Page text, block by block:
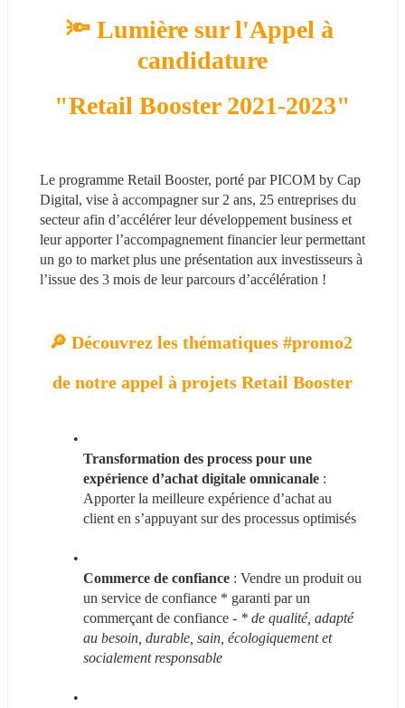
🔦 Lumière sur l'Appel à
candidature
"Retail Booster 2021-2023"
Le programme Retail Booster, porté par PICOM by Cap
Digital, vise à accompagner sur 2 ans, 25 entreprises du
secteur afin d’accélérer leur développement business et
leur apporter l’accompagnement financier leur permettant
un go to market plus une présentation aux investisseurs à
l’issue des 3 mois de leur parcours d’accélération !
🔎 Découvrez les thématiques #promo2
de notre appel à projets Retail Booster
Transformation des process pour une
expérience d’achat digitale omnicanale :
Apporter la meilleure expérience d’achat au
client en s’appuyant sur des processus optimisés
Commerce de confiance : Vendre un produit ou
un service de confiance * garanti par un
commerçant de confiance - * de qualité, adapté
au besoin, durable, sain, écologiquement et
socialement responsable